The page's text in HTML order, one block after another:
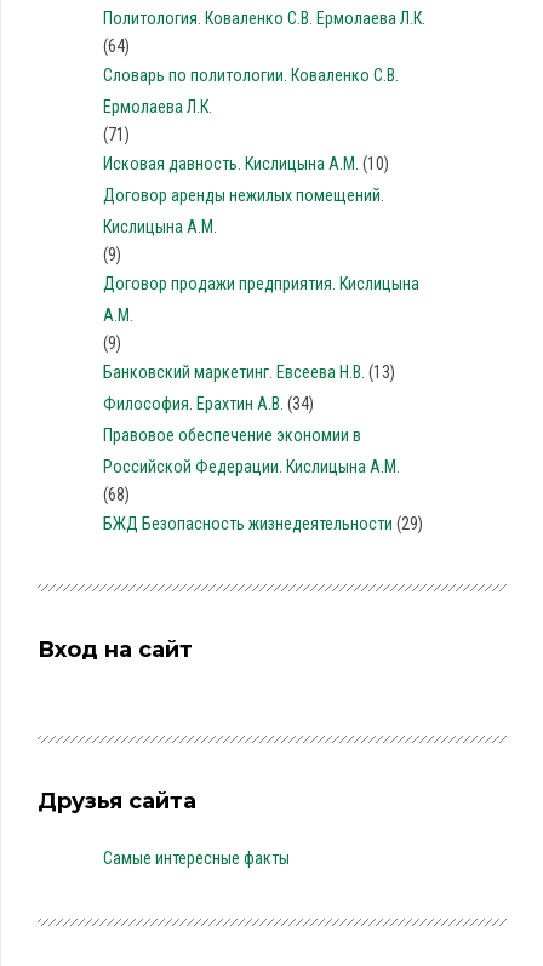
Политология. Коваленко С.В. Ермолаева Л.К.
(64)
Словарь по политологии. Коваленко С.В.
Ермолаева Л.К.
(71)
Исковая давность. Кислицына А.М. (10)
Договор аренды нежилых помещений.
Кислицына А.М.
(9)
Договор продажи предприятия. Кислицына
А.М.
(9)
Банковский маркетинг. Евсеева Н.В. (13)
Философия. Ерахтин А.В. (34)
Правовое обеспечение экономии в
Российской Федерации. Кислицына А.М.
(68)
БЖД Безопасность жизнедеятельности (29)
Вход на сайт
Друзья сайта
Самые интересные факты